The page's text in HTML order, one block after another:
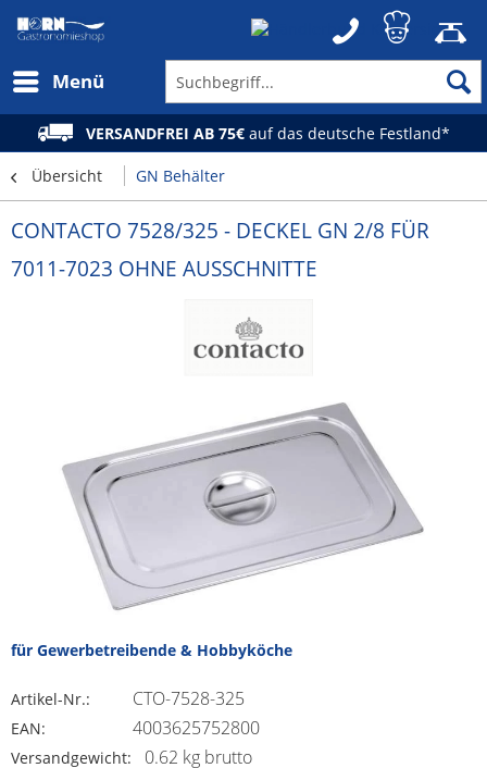
Menü
VERSANDFREI AB 75€ auf das deutsche Festland*
Übersicht GN Behälter
CONTACTO 7528/325 - DECKEL GN 2/8 FÜR
7011-7023 OHNE AUSSCHNITTE
für Gewerbetreibende & Hobbyköche
Artikel-Nr.: CTO-7528-325
EAN: 4003625752800
Versandgewicht: 0.62 kg brutto